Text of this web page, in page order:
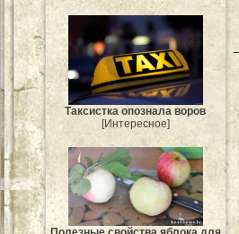
Таксистка опознала воров
[Интересное]